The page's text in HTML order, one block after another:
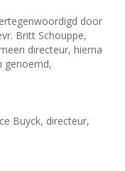
door
Britt Schouppe,
directeur, hierna
genoemd,
Buyck, directeur,